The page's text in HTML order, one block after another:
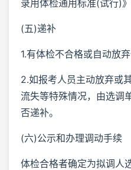
录用体检通用标准(试行)
(五)递补
1.有体检不合格或自动放
2.如报考人员主动放弃或
流失等特殊情况，由选调
否递补。
(六)公示和办理调动手续
体检合格者确定为拟调人